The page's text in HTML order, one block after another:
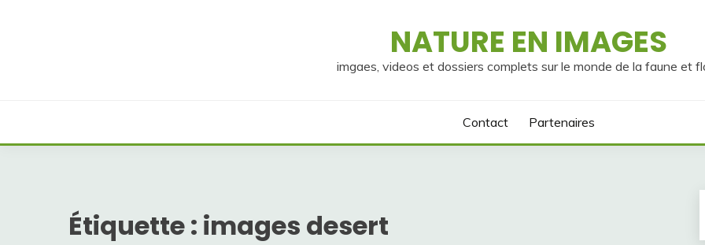
NATURE EN IMAGES
imgaes, videos et dossiers complets sur le monde de la faune et
Contact Partenaires
Étiquette : images desert